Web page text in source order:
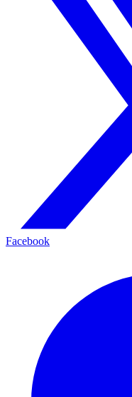
Facebook